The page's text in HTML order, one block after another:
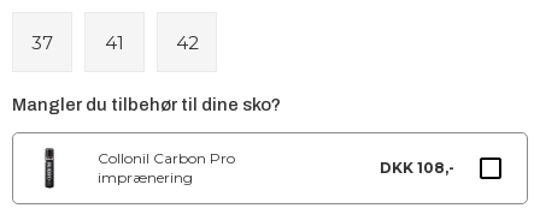
37 41 42
Mangler du tilbehør til dine sko?
Collonil Carbon Pro
imprænering
DKK 108,-